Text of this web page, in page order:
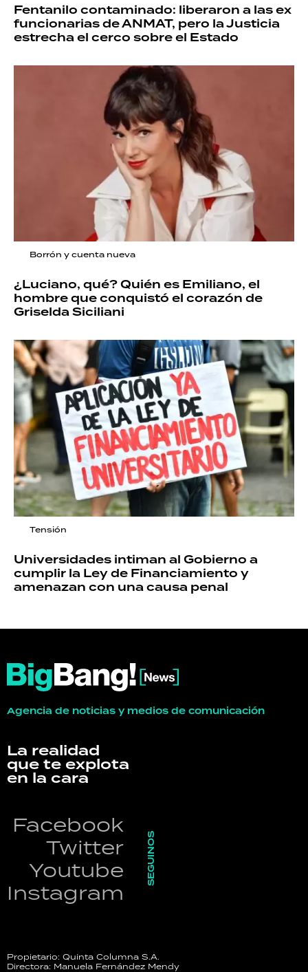
Fentanilo contaminado: liberaron a las ex
funcionarias de ANMAT, pero la Justicia
estrecha el cerco sobre el Estado
Borrón y cuenta nueva
¿Luciano, qué? Quién es Emiliano, el
hombre que conquistó el corazón de
Griselda Siciliani
Tensión
Universidades intiman al Gobierno a
cumplir la Ley de Financiamiento y
amenazan con una causa penal
Agencia de noticias y medios de comunicación
La realidad
que te explota
en la cara
Facebook
Twitter
Youtube
Instagram
SEGUINOS
Propietario: Quinta Columna S.A.
Directora: Manuela Fernández Mendy